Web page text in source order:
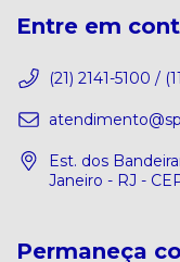
Entre em
(21) 2141-5100 /
Est. dos
Janeiro - RJ -
Permaneça